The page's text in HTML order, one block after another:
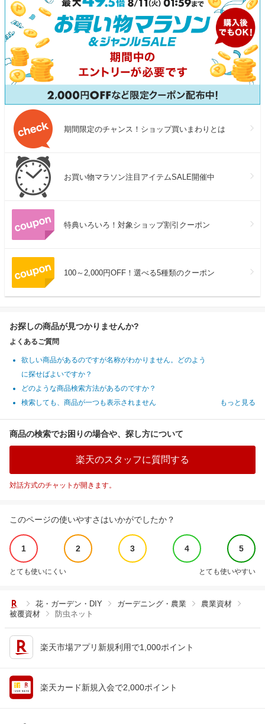
期間限定のチャンス！ショップ買いまわりとは
お買い物マラソン注目アイテムSALE開催中
特典いろいろ！対象ショップ割引クーポン
100～2,000円OFF！選べる5種類のクーポン
お探しの商品が見つかりませんか?
よくあるご質問
欲しい商品があるのですが名称がわかりません。どのよう
に探せばよいですか？
どのような商品検索方法があるのですか？
検索しても、商品が一つも表示されません
もっと見る
商品の検索でお困りの場合や、探し方について
楽天のスタッフに質問する
対話方式のチャットが開きます。
このページの使いやすさはいかがでしたか？
1 2 3 4 5
とても使いにくい とても使いやすい
花・ガーデン・DIY ガーデニング・農業
農業資材
被覆資材
防虫ネット
楽天市場アプリ新規利用で1,000ポイント
楽天カード新規入会で2,000ポイント